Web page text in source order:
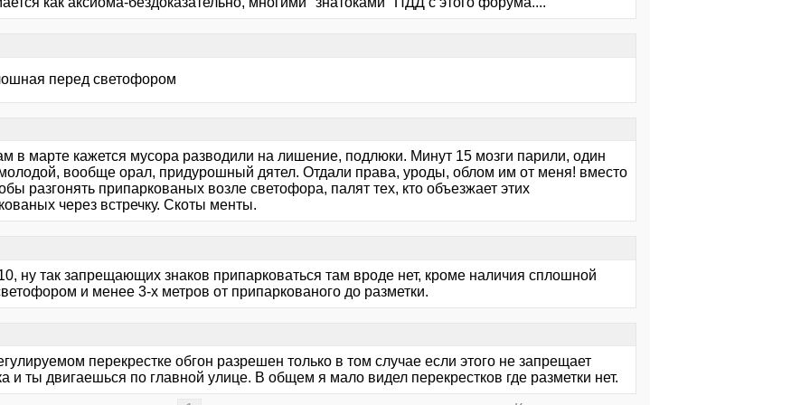
перед светофором
в марте кажется мусора разводили на лишение, подлюки. Минут 15 мозги парили, один
вообще орал, придурошный дятел. Отдали права, уроды, облом им от меня! вместо
разгонять припаркованых возле светофора, палят тех, кто объезжает этих
через встречку. Скоты менты.
ну так запрещающих знаков припарковаться там вроде нет, кроме наличия сплошной
и менее 3-х метров от припаркованого до разметки.
перекрестке обгон разрешен только в том случае если этого не запрещает
и ты двигаешься по главной улице. В общем я мало видел перекрестков где разметки нет.